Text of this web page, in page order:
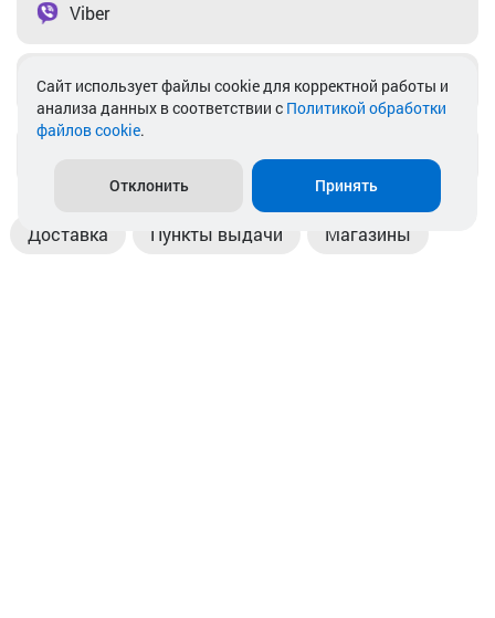
Viber
Telegram
Доставка Пункты выдачи Магазины
Cайт использует файлы cookie для корректной работы и
анализа данных в соответствии с Политикой обработки
файлов cookie.
Отклонить Принять